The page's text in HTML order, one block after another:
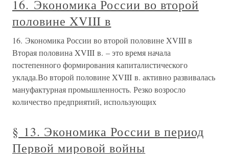
16. Экономика России во второй
половине XVIII в
16. Экономика России во второй половине XVIII в
Вторая половина XVIII в. – это время начала
постепенного формирования капиталистического
уклада.Во второй половине XVIII в. активно развивалась
мануфактурная промышленность. Резко возросло
количество предприятий, использующих
§ 13. Экономика России в период
Первой мировой войны